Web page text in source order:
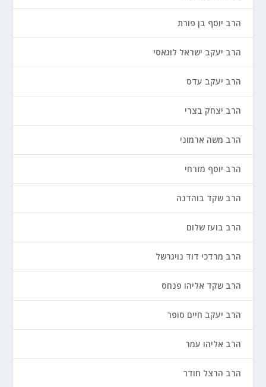
הרב יוסף בן פורת
הרב יעקב ישראל לוגאסי
הרב יעקב עדס
הרב יצחק בצרי
הרב משה ארמוני
הרב יוסף מזרחי
הרב שקד בוהדנה
הרב בועז שלום
הרב מרדכי דוד נויגרשל
הרב שקד אליהו פנחס
הרב יעקב חיים סופר
הרב אליהו עמר
הרב הרצל חודר